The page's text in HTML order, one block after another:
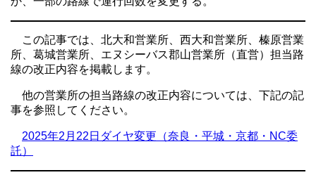
この記事では、北大和営業所、西大和営業所、榛原営業
所、葛城営業所、エヌシーバス郡山営業所（直営）担当路
線の改正内容を掲載します。
他の営業所の担当路線の改正内容については、下記の記
事を参照してください。
2025年2月22日ダイヤ変更（奈良・平城・京都・NC委
託）